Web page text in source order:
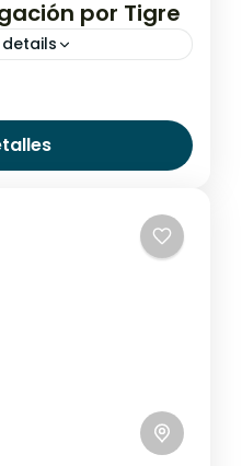
por Tigre
details